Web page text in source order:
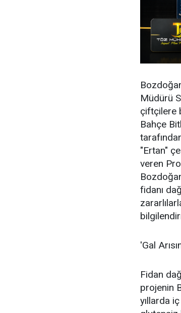
Müdürü
çiftçilere
Bahçe
"Ertan"
veren
fidanı
'Gal
Fidan
projenin
yıllarda